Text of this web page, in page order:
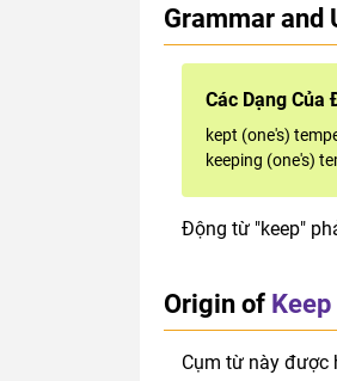
Grammar and
Các Dạng Của
kept (one's)
keeping (one's)
Động từ "keep"
Origin of
Cụm từ này được